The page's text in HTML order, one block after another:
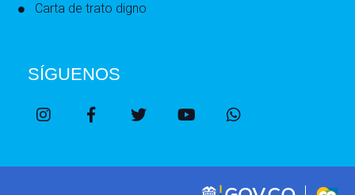
Carta de trato digno
SÍGUENOS